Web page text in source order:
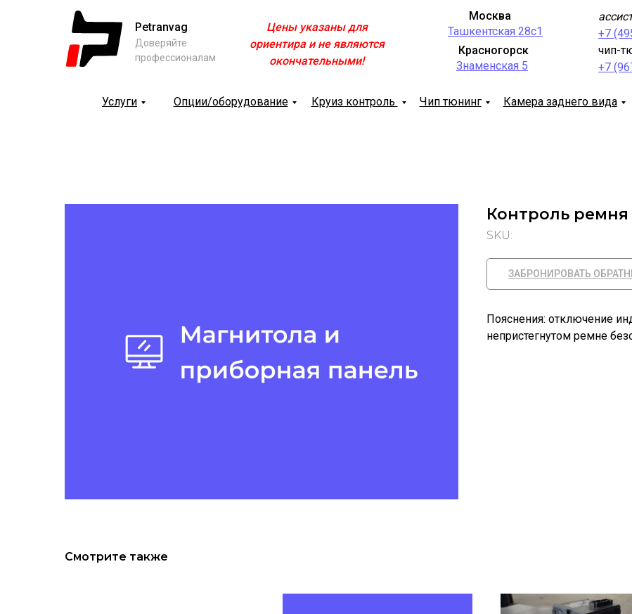
Ташкентская 28с1
Знаменская 5
+7
чип-
+7
Москва
Красногорск
Petranvag
Доверяйте
профессионалам
Цены указаны для
ориентира и не являются
окончательными!
Опции/оборудование Круиз контроль Чип тюнинг Камера заднего вида
Услуги
Контроль ремня
SKU:
ЗАБРОНИРОВАТЬ
Пояснения: отключение
непристегнутом ремне
Смотрите также